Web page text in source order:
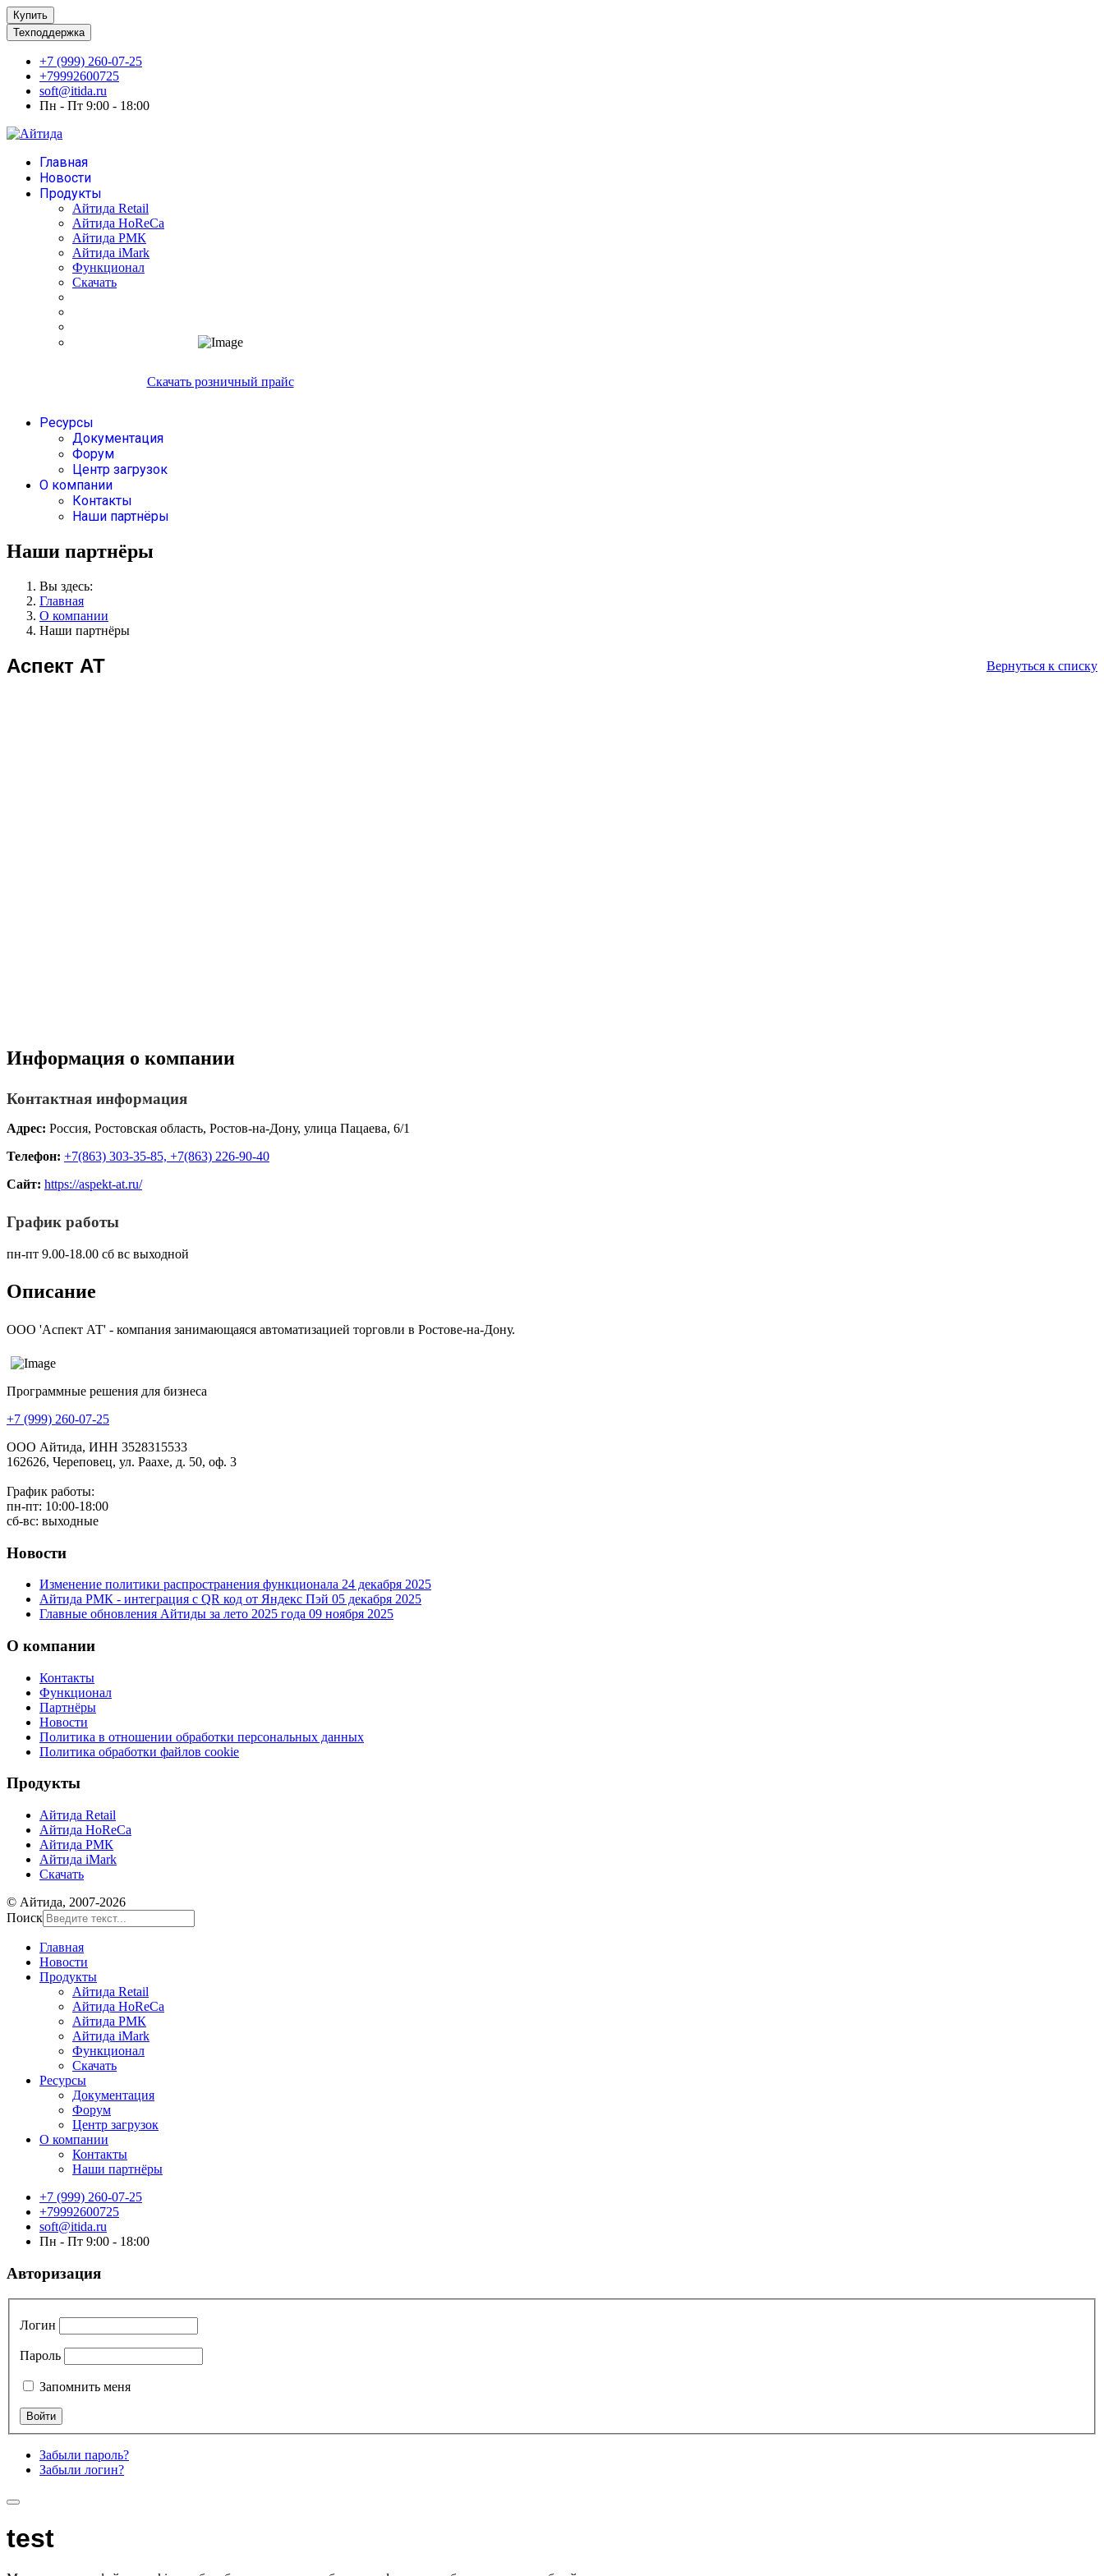
Купить
Техподдержка
+7 (999) 260-07-25
+79992600725
soft@itida.ru
Пн - Пт 9:00 - 18:00
Главная
Новости
Продукты
Айтида Retail
Айтида HoReCa
Айтида РМК
Айтида iMark
Функционал
Скачать
Скачать розничный прайс
Ресурсы
Документация
Форум
Центр загрузок
О компании
Контакты
Наши партнёры
Наши партнёры
Вы здесь:
Главная
О компании
Наши партнёры
Аспект АТ Вернуться к списку
Информация о компании
Контактная информация
Адрес: Россия, Ростовская область, Ростов-на-Дону, улица Пацаева, 6/1
Телефон: +7(863) 303-35-85, +7(863) 226-90-40
Сайт: https://aspekt-at.ru/
График работы
пн-пт 9.00-18.00 сб вс выходной
Описание
ООО 'Аспект АТ' - компания занимающаяся автоматизацией торговли в Ростове-на-Дону.
Программные решения для бизнеса
+7 (999) 260-07-25
ООО Айтида, ИНН 3528315533
162626, Череповец, ул. Раахе, д. 50, оф. 3
График работы:
пн-пт: 10:00-18:00
сб-вс: выходные
Новости
Изменение политики распространения функционала 24 декабря 2025
Айтида РМК - интеграция с QR код от Яндекс Пэй 05 декабря 2025
Главные обновления Айтиды за лето 2025 года 09 ноября 2025
О компании
Контакты
Функционал
Партнёры
Новости
Политика в отношении обработки персональных данных
Политика обработки файлов cookie
Продукты
Айтида Retail
Айтида HoReCa
Айтида РМК
Айтида iMark
Скачать
© Айтида, 2007-2026
Поиск
Главная
Новости
Продукты
Айтида Retail
Айтида HoReCa
Айтида РМК
Айтида iMark
Функционал
Скачать
Ресурсы
Документация
Форум
Центр загрузок
О компании
Контакты
Наши партнёры
+7 (999) 260-07-25
+79992600725
soft@itida.ru
Пн - Пт 9:00 - 18:00
Авторизация
Логин
Пароль
Запомнить меня
Забыли пароль?
Забыли логин?
test